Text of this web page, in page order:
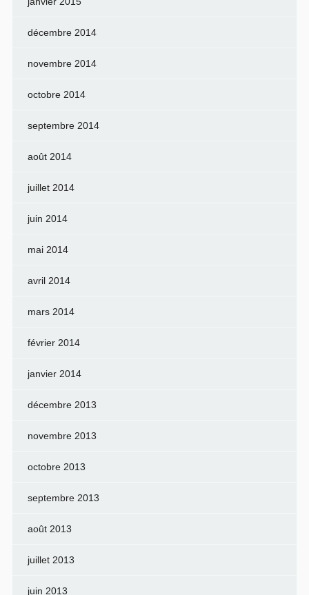
décembre 2014
novembre 2014
octobre 2014
septembre 2014
août 2014
juillet 2014
juin 2014
mai 2014
avril 2014
mars 2014
février 2014
janvier 2014
décembre 2013
novembre 2013
octobre 2013
septembre 2013
août 2013
juillet 2013
juin 2013